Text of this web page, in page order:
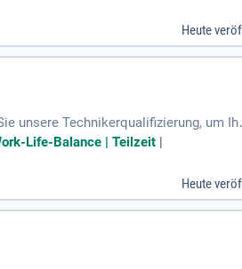
Heute
unsere Technikerqualifizierung, um
38,7 Wochenstunden oder in individuell
und fachliche Entwicklung
Life-Balance | Teilzeit
Heute